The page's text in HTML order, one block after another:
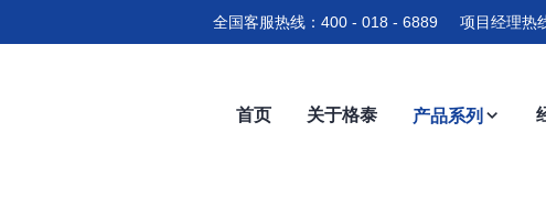
首页 关于格泰 产品系列
全国客服热线：400 - 018 - 6889 项目经理热